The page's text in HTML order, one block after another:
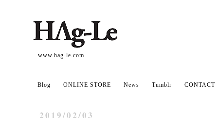
www.hag-le.com
Blog ONLINE STORE News Tumblr CONTACT
2019/02/03